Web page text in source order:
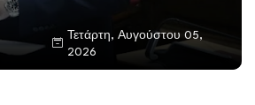
Τετάρτη, Αυγούστου 05,
2026